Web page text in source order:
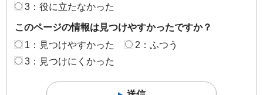
3：役に立たなかった
このページの情報は見つけやすかったですか？
1：見つけやすかった
2：ふつう
3：見つけにくかった